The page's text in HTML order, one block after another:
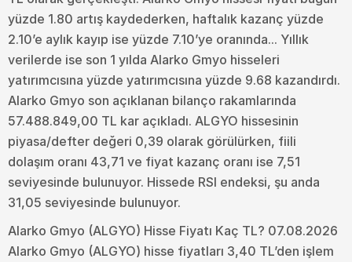
yüzde 1.80 artış kaydederken, haftalık kazanç yüzde
2.10’e aylık kayıp ise yüzde 7.10’ye oranında... Yıllık
verilerde ise son 1 yılda Alarko Gmyo hisseleri
yatırımcısına yüzde yatırımcısına yüzde 9.68 kazandırdı.
Alarko Gmyo son açıklanan bilanço rakamlarında
57.488.849,00 TL kar açıkladı. ALGYO hissesinin
piyasa/defter değeri 0,39 olarak görülürken, fiili
dolaşım oranı 43,71 ve fiyat kazanç oranı ise 7,51
seviyesinde bulunuyor. Hissede RSI endeksi, şu anda
31,05 seviyesinde bulunuyor.
Alarko Gmyo (ALGYO) Hisse Fiyatı Kaç TL? 07.08.2026
Alarko Gmyo (ALGYO) hisse fiyatları 3,40 TL’den işlem